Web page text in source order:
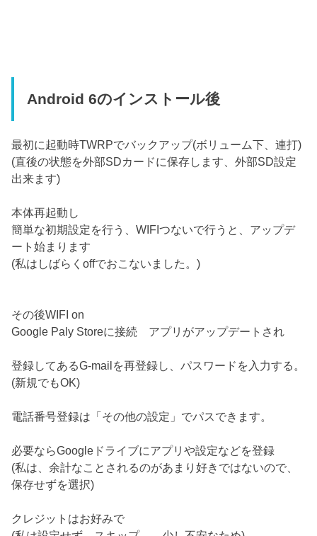
Android 6のインストール後
最初に起動時TWRPでバックアップ(ボリューム下、連打)
(直後の状態を外部SDカードに保存します、外部SD設定
出来ます)
本体再起動し
簡単な初期設定を行う、WIFIつないで行うと、アップデ
ート始まります
(私はしばらくoffでおこないました。)
その後WIFI on
Google Paly Storeに接続 アプリがアップデートされ
登録してあるG-mailを再登録し、パスワードを入力する。
(新規でもOK)
電話番号登録は「その他の設定」でパスできます。
必要ならGoogleドライブにアプリや設定などを登録
(私は、余計なことされるのがあまり好きではないので、
保存せずを選択)
クレジットはお好みで